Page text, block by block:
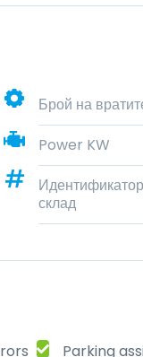
Брой на
Power KW
склад
Parking